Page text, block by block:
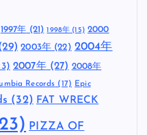
1997年 (21) 1998年 (15) 2000
2003年 (22) 2004年
2007年(27) 2008年
Records (17) Epic
(32) FAT WRECK
PIZZA OF